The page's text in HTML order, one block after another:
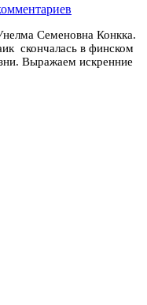
Семеновна Конкка.
скончалась в финском
Выражаем искренние